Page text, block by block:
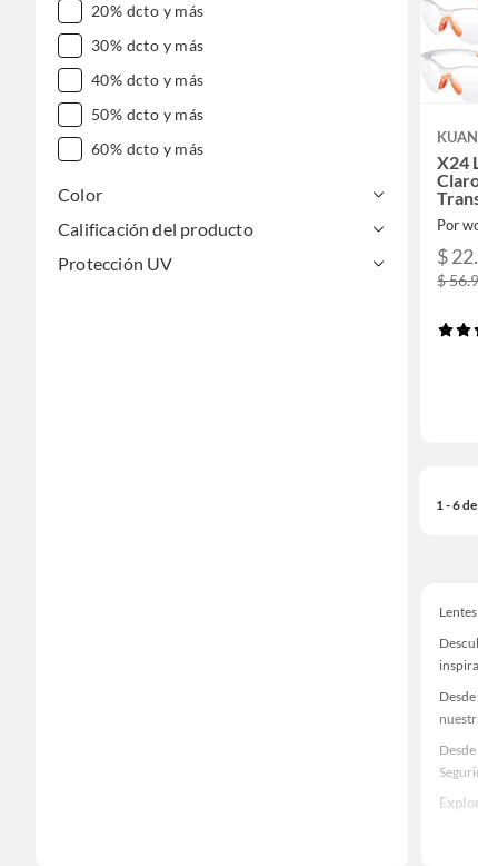
20% dcto y más
30% dcto y más
40% dcto y más
50% dcto y más
60% dcto y más
Color
Calificación del producto
Protección UV
X24
Por
$
$
1 - 6